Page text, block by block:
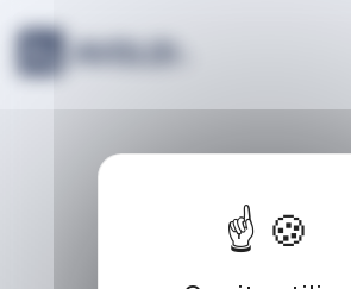
Panneau de gestion des cookies